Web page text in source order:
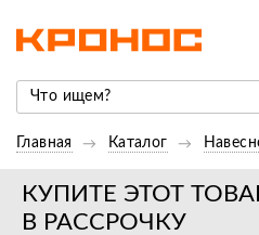
Главная Каталог
КУПИТЕ ЭТОТ
В РАССРОЧКУ